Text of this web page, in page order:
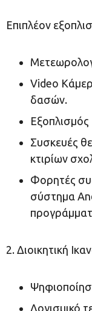
Επιπλέον
Video
δασών.
Συσκευές
κτιρίων
Φορητές
σύστημα
2. Διοικητική
Λογισμικό